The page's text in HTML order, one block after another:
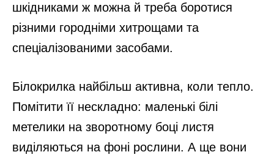
шкідниками ж можна й треба боротися
різними городніми хитрощами та
спеціалізованими засобами.
Білокрилка найбільш активна, коли тепло.
Помітити її нескладно: маленькі білі
метелики на зворотному боці листя
виділяються на фоні рослини. А ще вони